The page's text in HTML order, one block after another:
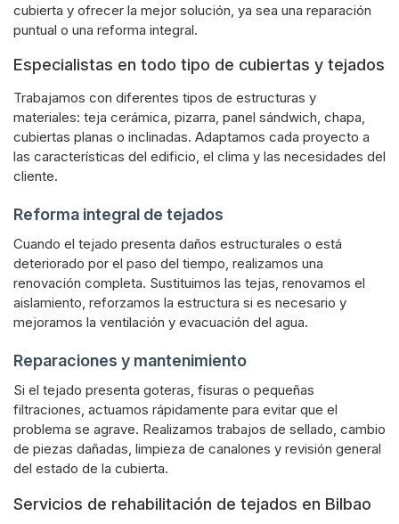
cubierta y ofrecer la mejor solución, ya sea una reparación
puntual o una reforma integral.
Especialistas en todo tipo de cubiertas y tejados
Trabajamos con diferentes tipos de estructuras y
materiales: teja cerámica, pizarra, panel sándwich, chapa,
cubiertas planas o inclinadas. Adaptamos cada proyecto a
las características del edificio, el clima y las necesidades del
cliente.
Reforma integral de tejados
Cuando el tejado presenta daños estructurales o está
deteriorado por el paso del tiempo, realizamos una
renovación completa. Sustituimos las tejas, renovamos el
aislamiento, reforzamos la estructura si es necesario y
mejoramos la ventilación y evacuación del agua.
Reparaciones y mantenimiento
Si el tejado presenta goteras, fisuras o pequeñas
filtraciones, actuamos rápidamente para evitar que el
problema se agrave. Realizamos trabajos de sellado, cambio
de piezas dañadas, limpieza de canalones y revisión general
del estado de la cubierta.
Servicios de rehabilitación de tejados en Bilbao